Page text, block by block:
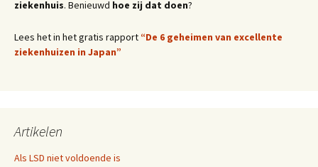
ziekenhuis. Benieuwd hoe zij dat doen?
Lees het in het gratis rapport “De 6 geheimen van excellente
ziekenhuizen in Japan”
Artikelen
Als LSD niet voldoende is